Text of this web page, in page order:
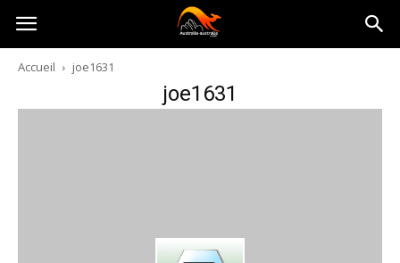
Australia-
australie.com
Accueil joe1631
joe1631